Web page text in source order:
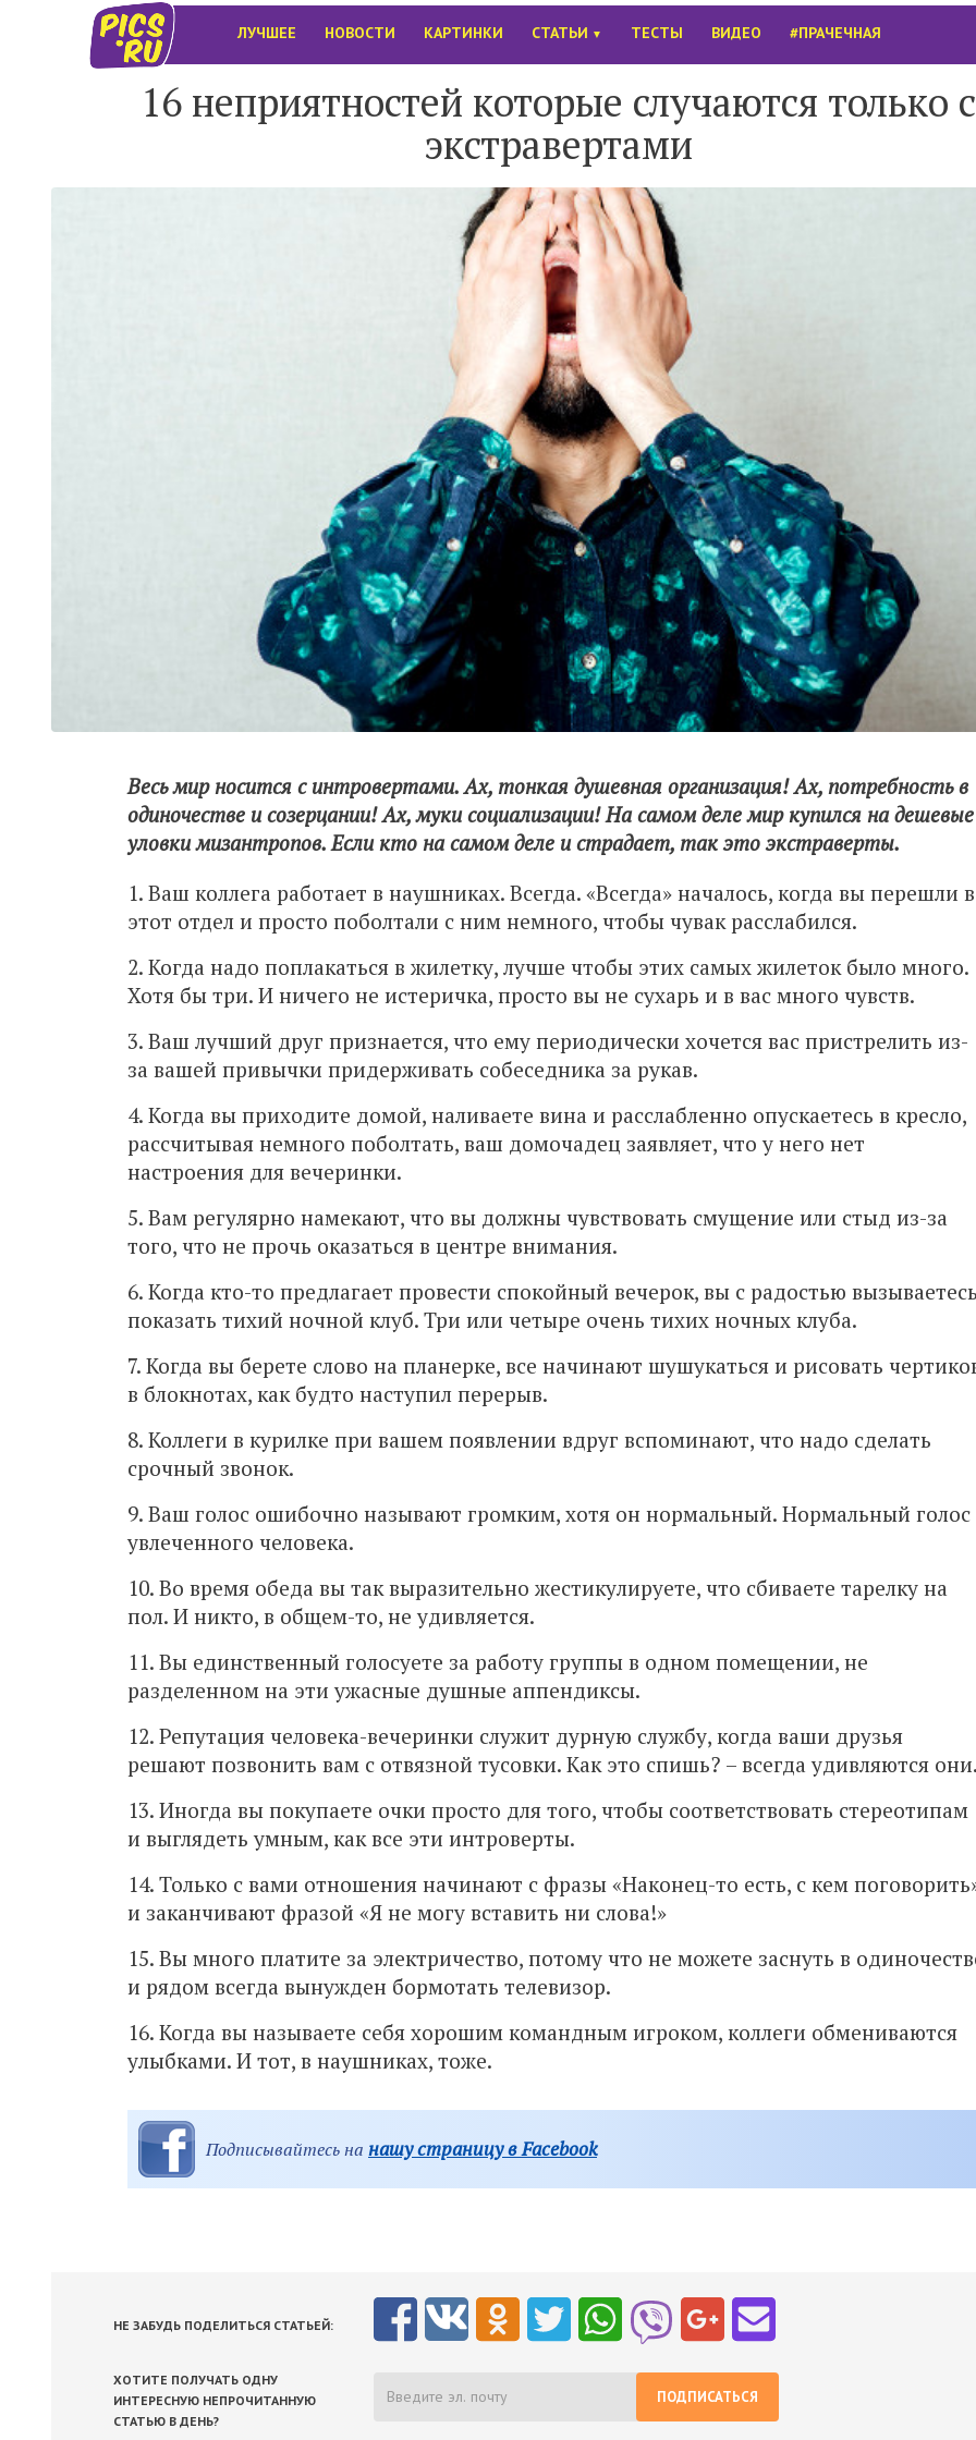
ЛУЧШЕЕ НОВОСТИ КАРТИНКИ СТАТЬИ ▼ ТЕСТЫ ВИДЕО #ПРАЧЕЧНАЯ
16 неприятностей которые случаются только с
экстравертами
Весь мир носится с интровертами. Ах, тонкая душевная организация! Ах, потребность в
одиночестве и созерцании! Ах, муки социализации! На самом деле мир купился на дешевые
уловки мизантропов. Если кто на самом деле и страдает, так это экстраверты.
1. Ваш коллега работает в наушниках. Всегда. «Всегда» началось, когда вы перешли в
этот отдел и просто поболтали с ним немного, чтобы чувак расслабился.
2. Когда надо поплакаться в жилетку, лучше чтобы этих самых жилеток было много.
Хотя бы три. И ничего не истеричка, просто вы не сухарь и в вас много чувств.
3. Ваш лучший друг признается, что ему периодически хочется вас пристрелить из-
за вашей привычки придерживать собеседника за рукав.
4. Когда вы приходите домой, наливаете вина и расслабленно опускаетесь в кресло,
рассчитывая немного поболтать, ваш домочадец заявляет, что у него нет
настроения для вечеринки.
5. Вам регулярно намекают, что вы должны чувствовать смущение или стыд из-за
того, что не прочь оказаться в центре внимания.
6. Когда кто-то предлагает провести спокойный вечерок, вы с радостью
показать тихий ночной клуб. Три или четыре очень тихих ночных клуба.
7. Когда вы берете слово на планерке, все начинают шушукаться и рисовать
в блокнотах, как будто наступил перерыв.
8. Коллеги в курилке при вашем появлении вдруг вспоминают, что надо сделать
срочный звонок.
9. Ваш голос ошибочно называют громким, хотя он нормальный. Нормальный голос
увлеченного человека.
10. Во время обеда вы так выразительно жестикулируете, что сбиваете тарелку на
пол. И никто, в общем-то, не удивляется.
11. Вы единственный голосуете за работу группы в одном помещении, не
разделенном на эти ужасные душные аппендиксы.
12. Репутация человека-вечеринки служит дурную службу, когда ваши друзья
решают позвонить вам с отвязной тусовки. Как это спишь? – всегда удивляются
13. Иногда вы покупаете очки просто для того, чтобы соответствовать стереотипам
и выглядеть умным, как все эти интроверты.
14. Только с вами отношения начинают с фразы «Наконец-то есть, с кем
и заканчивают фразой «Я не могу вставить ни слова!»
15. Вы много платите за электричество, потому что не можете заснуть в
и рядом всегда вынужден бормотать телевизор.
16. Когда вы называете себя хорошим командным игроком, коллеги обмениваются
улыбками. И тот, в наушниках, тоже.
Подписывайтесь на нашу страницу в Facebook
НЕ ЗАБУДЬ ПОДЕЛИТЬСЯ СТАТЬЕЙ:
ХОТИТЕ ПОЛУЧАТЬ ОДНУ
ИНТЕРЕСНУЮ НЕПРОЧИТАННУЮ
СТАТЬЮ В ДЕНЬ?
ПОДПИСАТЬСЯ